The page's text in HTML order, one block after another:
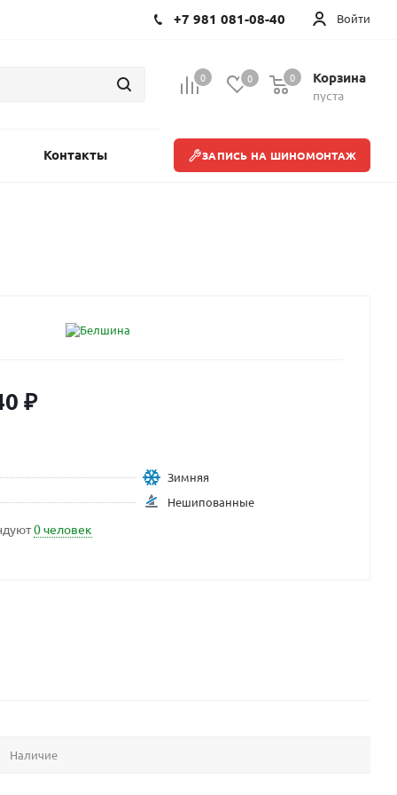
Войти
+7 981 081-08-40
0 0 Корзина
пуста
0
Контакты ЗАПИСЬ НА ШИНОМОНТАЖ
₽
Зимняя
Нешипованные
0 человек
Наличие